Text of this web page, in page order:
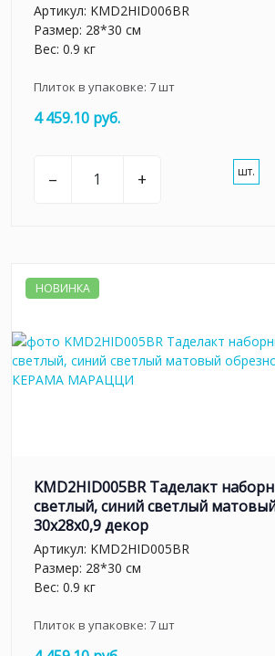
Артикул: KMD2HID006BR
Размер: 28*30 см
Вес: 0.9 кг
Плиток в упаковке: 7шт
4 459.10 руб.
– + шт.
НОВИНКА
KMD2HID005BR Таделакт
светлый, синий светлый
30x28x0,9 декор
Артикул: KMD2HID005BR
Размер: 28*30 см
Вес: 0.9 кг
Плиток в упаковке: 7шт